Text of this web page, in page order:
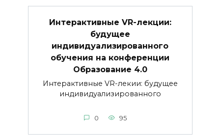
Интерактивные VR-лекции:
будущее
индивидуализированного
обучения на конференции
Образование 4.0
Интерактивные VR-лекии: будущее
индивидуализированного
0 95